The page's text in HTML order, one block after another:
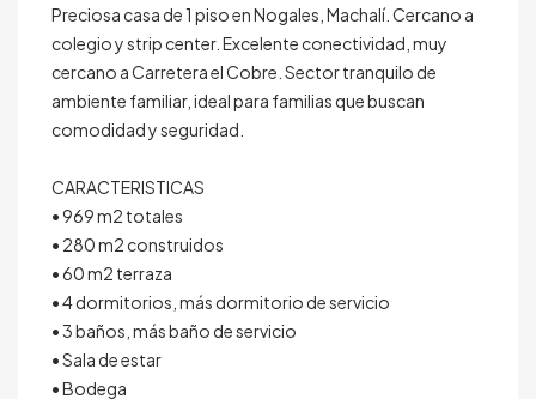
Preciosa casa de 1 piso en Nogales, Machalí. Cercano a
colegio y strip center. Excelente conectividad, muy
cercano a Carretera el Cobre. Sector tranquilo de
ambiente familiar, ideal para familias que buscan
comodidad y seguridad.
CARACTERISTICAS
• 969 m2 totales
• 280 m2 construidos
• 60 m2 terraza
• 4 dormitorios, más dormitorio de servicio
• 3 baños, más baño de servicio
• Sala de estar
• Bodega